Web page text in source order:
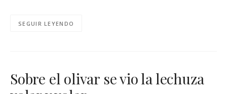
SEGUIR LEYENDO
Sobre el olivar se vio la lechuza